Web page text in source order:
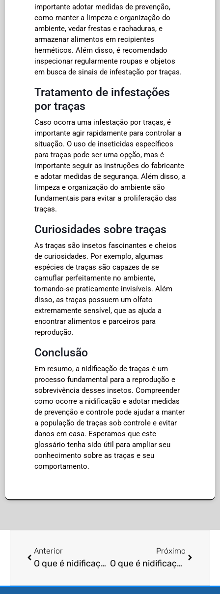
importante adotar medidas de prevenção,
como manter a limpeza e organização do
ambiente, vedar frestas e rachaduras, e
armazenar alimentos em recipientes
herméticos. Além disso, é recomendado
inspecionar regularmente roupas e objetos
em busca de sinais de infestação por traças.
Tratamento de infestações
por traças
Caso ocorra uma infestação por traças, é
importante agir rapidamente para controlar a
situação. O uso de inseticidas específicos
para traças pode ser uma opção, mas é
importante seguir as instruções do fabricante
e adotar medidas de segurança. Além disso, a
limpeza e organização do ambiente são
fundamentais para evitar a proliferação das
traças.
Curiosidades sobre traças
As traças são insetos fascinantes e cheios
de curiosidades. Por exemplo, algumas
espécies de traças são capazes de se
camuflar perfeitamente no ambiente,
tornando-se praticamente invisíveis. Além
disso, as traças possuem um olfato
extremamente sensível, que as ajuda a
encontrar alimentos e parceiros para
reprodução.
Conclusão
Em resumo, a nidificação de traças é um
processo fundamental para a reprodução e
sobrevivência desses insetos. Compreender
como ocorre a nidificação e adotar medidas
de prevenção e controle pode ajudar a manter
a população de traças sob controle e evitar
danos em casa. Esperamos que este
glossário tenha sido útil para ampliar seu
conhecimento sobre as traças e seu
comportamento.
Anterior
O que é nidificação de percevejos?
Próximo
O que é nidificação de escorpiões?